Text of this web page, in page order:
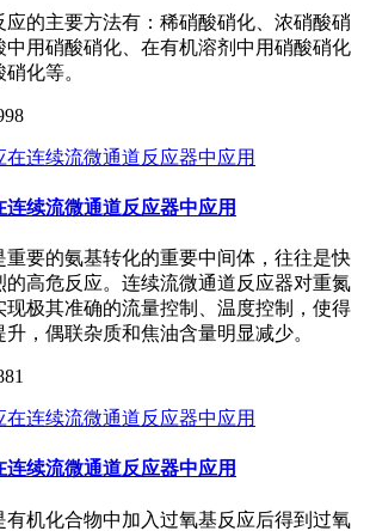
应的主要方法有：稀硝酸硝化、浓硝酸硝
中用硝酸硝化、在有机溶剂中用硝酸硝化
化等。
连续流微通道反应器中应用
重要的氨基转化的重要中间体，往往是快
的高危反应。连续流微通道反应器对重氮
现极其准确的流量控制、温度控制，使得
，偶联杂质和焦油含量明显减少。
连续流微通道反应器中应用
有机化合物中加入过氧基反应后得到过氧